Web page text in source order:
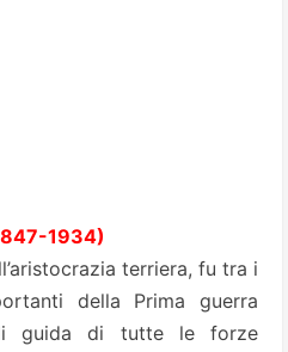
1934)
terriera, fu tra i
della Prima guerra
guida di tutte le forze